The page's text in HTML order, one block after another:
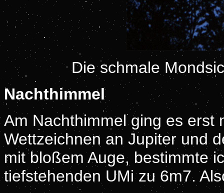
Die schmale
Nachthimmel
Am Nachthimmel ging es erst
Wettzeichnen an Jupiter und
mit bloßem Auge, bestimmte
tiefstehenden UMi zu 6m7.